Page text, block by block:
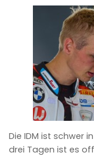
ANKE
Die IDM ist schwer
drei Tagen ist es